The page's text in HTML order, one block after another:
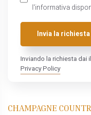
l'informativa
Invia la richiesta
Inviando la richiesta dai
Privacy Policy
CHAMPAGNE